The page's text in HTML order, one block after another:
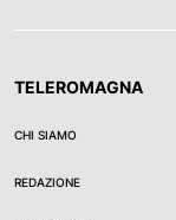
TELEROMAGNA
CHI SIAMO
REDAZIONE